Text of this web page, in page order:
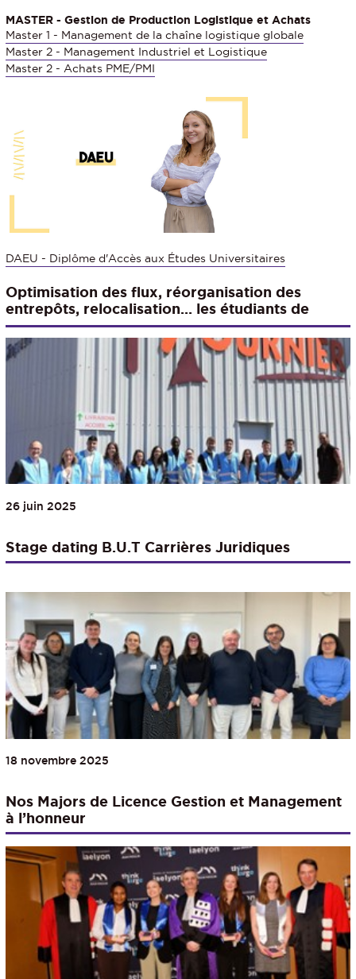
MASTER - Gestion de Production Logistique et Achats
Master 1 - Management de la chaîne logistique globale
Master 2 - Management Industriel et Logistique
Master 2 - Achats PME/PMI
DAEU - Diplôme d'Accès aux Études Universitaires
Optimisation des flux, réorganisation des
entrepôts, relocalisation… les étudiants de
masters auditent des entreprises
26 juin 2025
Stage dating B.U.T Carrières Juridiques
18 novembre 2025
Nos Majors de Licence Gestion et Management
à l’honneur